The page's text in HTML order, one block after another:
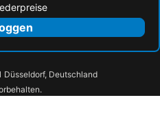
Internationaler Flughafen Bergamo
Corbola
Piazza Garibaldi
Punta Gorzone
Rosolina Mare
Düsseldorf, Deutschland